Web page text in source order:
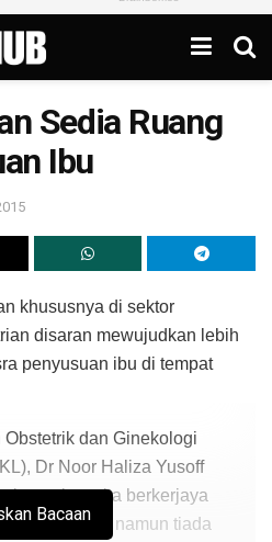
Sedia Ruang
Ibu
khususnya di sektor
disaran mewujudkan lebih
penyusuan ibu di tempat
dan Ginekologi
Dr Noor Haliza Yusoff
ramai wanita berkerjaya
masing, namun tiada
Bacaan